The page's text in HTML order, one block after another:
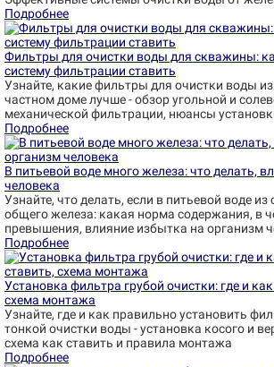
Подробнее
Фильтры для очистки воды для скважины:
систему фильтрации ставить
Узнайте, какие фильтры для очистки воды
частном доме лучше - обзор угольной и
механической фильтрации, нюансы
Подробнее
В питьевой воде много железа: что делать,
человека
Узнайте, что делать, если в питьевой воде
общего железа: какая норма содержания, в
превышения, влияние избытка на организм
Подробнее
Установка фильтра грубой очистки: где и
схема монтажа
Узнайте, где и как правильно установить
тонкой очистки воды - установка косого и
схема как ставить и правила монтажа
Подробнее